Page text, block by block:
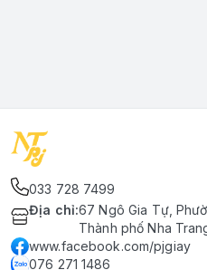
033 728 7499
Địa chỉ:67 Ngô Gia Tự,
Thành phố Nha
www.facebook.com/pjgiay
076 271 1486